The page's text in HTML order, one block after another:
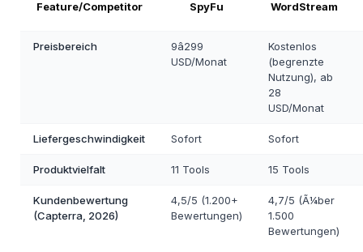
Feature/Competitor SpyFu WordStream
Preisbereich
9â299
USD/Monat
Kostenlos
(begrenzte
Nutzung), ab
28
USD/Monat
Liefergeschwindigkeit Sofort Sofort
Produktvielfalt 11 Tools 15 Tools
Kundenbewertung
(Capterra, 2026)
4,5/5 (1.200+
Bewertungen)
4,7/5 (Ã¼ber
1.500
Bewertungen)